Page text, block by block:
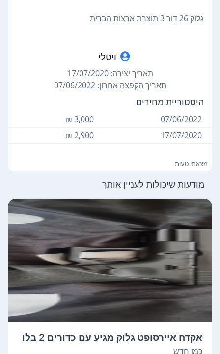
גלוק 26 דור 3 תוצרת ארצות הברית
ויטלי
תאריך יצירה: 17/07/2020
תאריך הקפצה אחרון: 07/06/2022
היסטוריית מחירים
07/06/2022
3,000 ₪
17/07/2020
2,900 ₪
מצאתי טעות
מודעות שיכולות לעניין אותך
אקדח איירסופט גלוק מגיע עם כדורים 2 בלו
נ...
כמו חדש